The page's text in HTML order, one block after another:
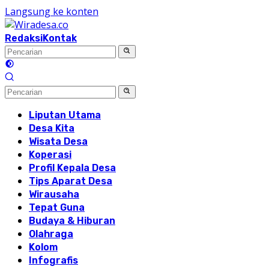
Langsung ke konten
RedaksiKontak
Liputan Utama
Desa Kita
Wisata Desa
Koperasi
Profil Kepala Desa
Tips Aparat Desa
Wirausaha
Tepat Guna
Budaya & Hiburan
Olahraga
Kolom
Infografis